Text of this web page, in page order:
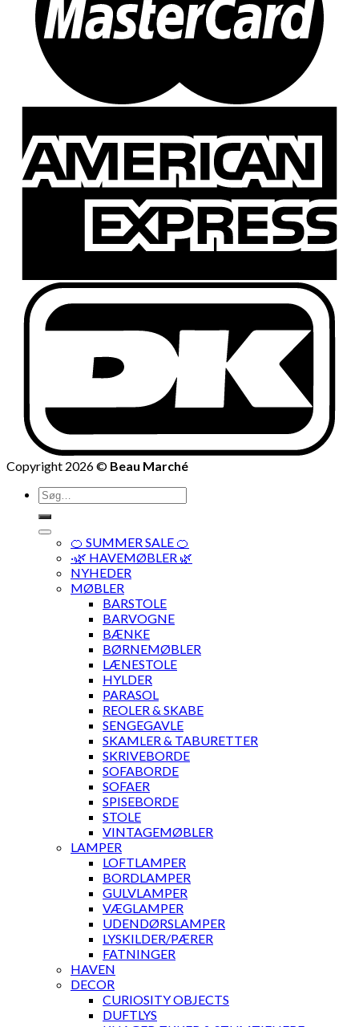
Copyright 2026 © Beau Marché
Søg
efter:
🍊 SUMMER SALE 🍊
·🌿 HAVEMØBLER 🌿
NYHEDER
MØBLER
BARSTOLE
BARVOGNE
BÆNKE
BØRNEMØBLER
LÆNESTOLE
HYLDER
PARASOL
REOLER & SKABE
SENGEGAVLE
SKAMLER & TABURETTER
SKRIVEBORDE
SOFABORDE
SOFAER
SPISEBORDE
STOLE
VINTAGEMØBLER
LAMPER
LOFTLAMPER
BORDLAMPER
GULVLAMPER
VÆGLAMPER
UDENDØRSLAMPER
LYSKILDER/PÆRER
FATNINGER
HAVEN
DECOR
CURIOSITY OBJECTS
DUFTLYS